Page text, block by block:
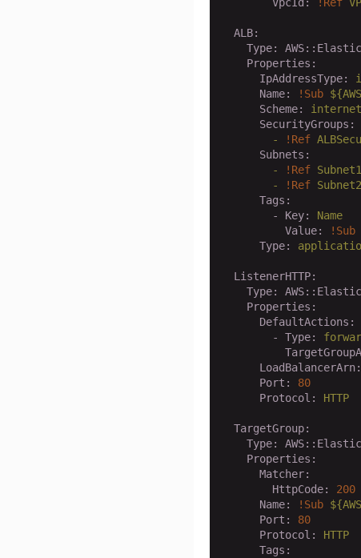
        VpcId:
!Ref
  ALB:
    Type:
    Properties:
      IpAddressType:
      Name:
!Sub
      Scheme:
      SecurityGroups:
        -
!Ref
      Subnets:
        -
!Ref
        -
!Ref
      Tags:
        - Key:
Name
          Value:
!Sub
      Type:
  ListenerHTTP:
    Type:
    Properties:
      DefaultActions:
        - Type:
      LoadBalancerArn:
      Port:
80
      Protocol:
HTTP
  TargetGroup:
    Type:
    Properties:
      Matcher:
        HttpCode:
200
      Name:
!Sub
      Port:
80
      Protocol:
HTTP
      Tags: